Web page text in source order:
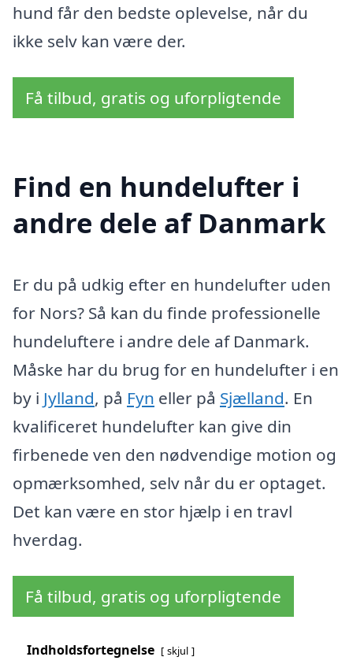
hund får den bedste oplevelse, når du
ikke selv kan være der.
Få tilbud, gratis og uforpligtende
Find en hundelufter i
andre dele af Danmark
Er du på udkig efter en hundelufter uden
for Nors? Så kan du finde professionelle
hundeluftere i andre dele af Danmark.
Måske har du brug for en hundelufter i en
by i Jylland, på Fyn eller på Sjælland. En
kvalificeret hundelufter kan give din
firbenede ven den nødvendige motion og
opmærksomhed, selv når du er optaget.
Det kan være en stor hjælp i en travl
hverdag.
Få tilbud, gratis og uforpligtende
Indholdsfortegnelse skjul